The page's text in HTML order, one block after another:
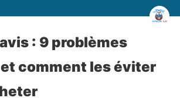
: 9 problèmes
comment les éviter